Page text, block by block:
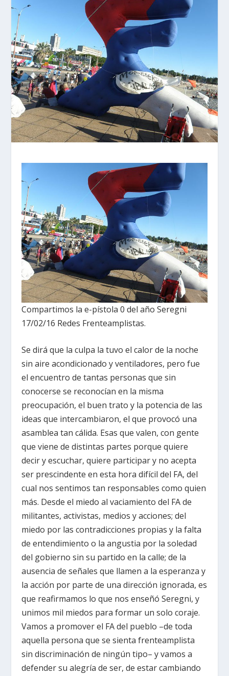
Compartimos la e-pístola 0 del año Seregni
17/02/16 Redes Frenteamplistas.
Se dirá que la culpa la tuvo el calor de la noche
sin aire acondicionado y ventiladores, pero fue
el encuentro de tantas personas que sin
conocerse se reconocían en la misma
preocupación, el buen trato y la potencia de las
ideas que intercambiaron, el que provocó una
asamblea tan cálida. Esas que valen, con gente
que viene de distintas partes porque quiere
decir y escuchar, quiere participar y no acepta
ser prescindente en esta hora difícil del FA, del
cual nos sentimos tan responsables como quien
más. Desde el miedo al vaciamiento del FA de
militantes, activistas, medios y acciones; del
miedo por las contradicciones propias y la falta
de entendimiento o la angustia por la soledad
del gobierno sin su partido en la calle; de la
ausencia de señales que llamen a la esperanza y
la acción por parte de una dirección ignorada, es
que reafirmamos lo que nos enseñó Seregni, y
unimos mil miedos para formar un solo coraje.
Vamos a promover el FA del pueblo –de toda
aquella persona que se sienta frenteamplista
sin discriminación de ningún tipo– y vamos a
defender su alegría de ser, de estar cambiando